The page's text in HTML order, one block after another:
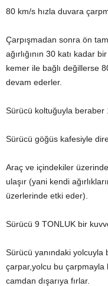
80 km/s hızla duvara
Çarpışmadan sonra ön
ağırlığının 30 katı kadar
kemer ile bağlı değillerse
devam ederler.
Sürücü koltuğuyla beraber
Sürücü göğüs kafesiyle
Araç ve içindekiler
ulaşır (yani kendi
üzerlerinde etki eder).
Sürücü 9 TONLUK bir
Sürücü yanındaki yolcuyla
çarpar,yolcu bu çarpmayla
camdan dışarıya fırlar.